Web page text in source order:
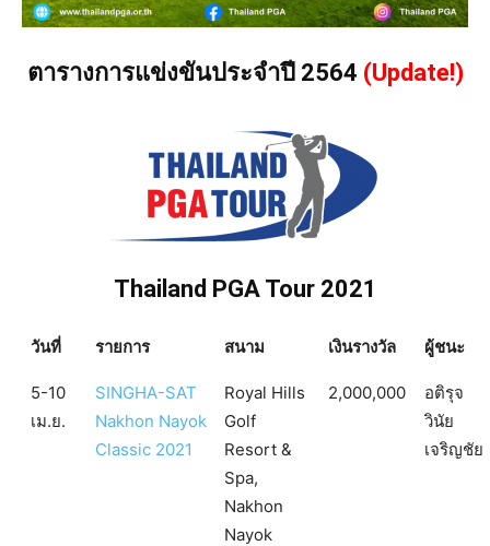
ตารางการแข่งขันประจำปี 2564 (Update!)
Thailand PGA Tour 2021
วันที่ รายการ สนาม เงินรางวัล ผู้ชนะ
5-10
เม.ย.
SINGHA-SAT
Nakhon Nayok
Classic 2021
Royal Hills
Golf
Resort &
Spa,
Nakhon
Nayok
2,000,000
อติรุจ
วินัย
เจริญชัย